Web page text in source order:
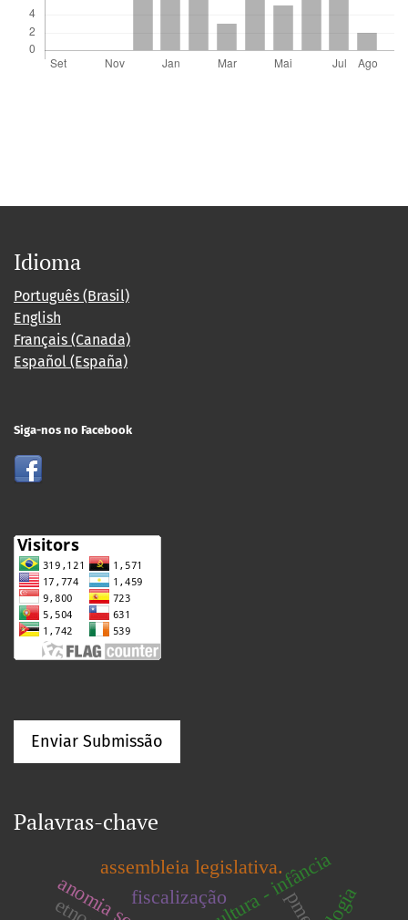
Idioma
Português (Brasil)
English
Français (Canada)
Español (España)
Siga-nos no Facebook
Enviar Submissão
Palavras-chave
fiscalização
assembleia legislativa.